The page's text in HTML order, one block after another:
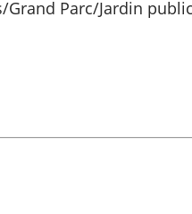
Parc/Jardin